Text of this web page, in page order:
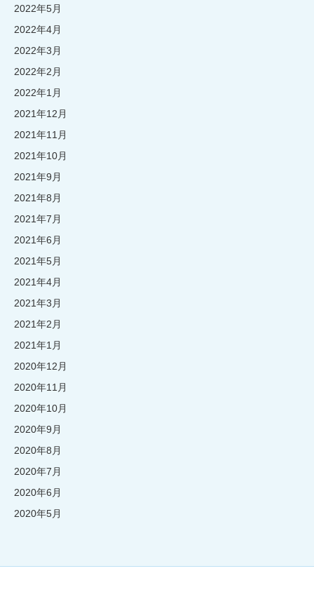
2022年5月
2022年4月
2022年3月
2022年2月
2022年1月
2021年12月
2021年11月
2021年10月
2021年9月
2021年8月
2021年7月
2021年6月
2021年5月
2021年4月
2021年3月
2021年2月
2021年1月
2020年12月
2020年11月
2020年10月
2020年9月
2020年8月
2020年7月
2020年6月
2020年5月